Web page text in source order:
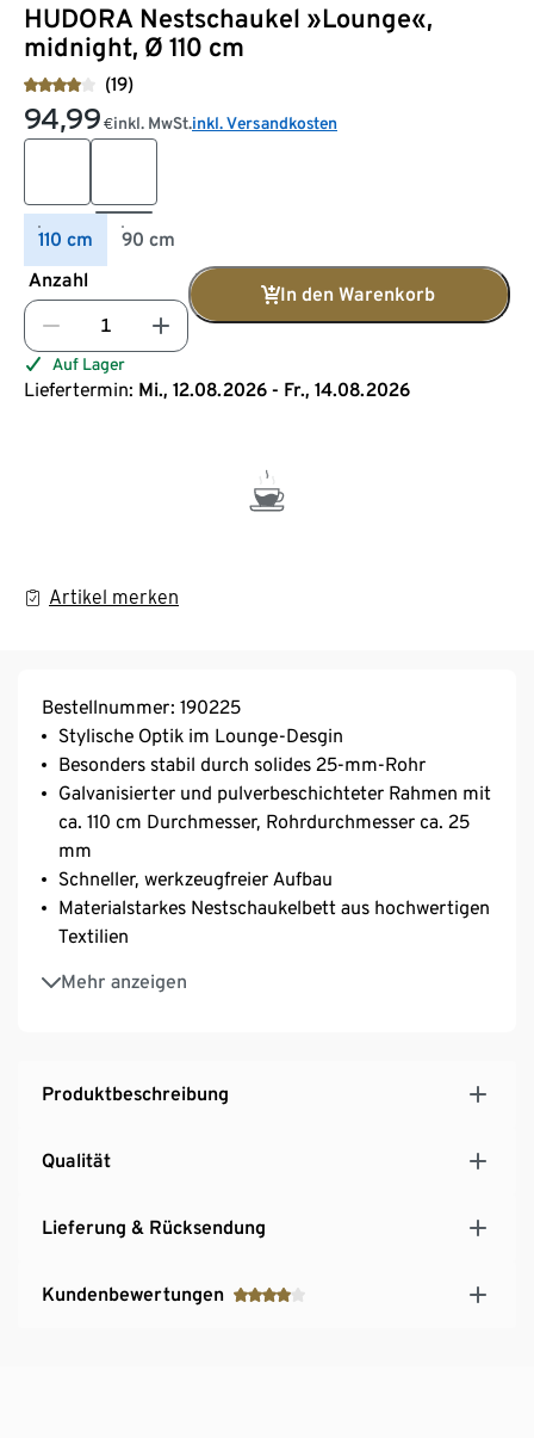
HUDORA Nestschaukel »Lounge«,
midnight, Ø 110 cm
(19)
94,99 €inkl. MwSt.inkl. Versandkosten
110 cm
90 cm
Anzahl
In den Warenkorb
Auf Lager
Liefertermin: Mi., 12.08.2026 - Fr., 14.08.2026
Artikel merken
Bestellnummer: 190225
Stylische Optik im Lounge-Desgin
Besonders stabil durch solides 25-mm-Rohr
Galvanisierter und pulverbeschichteter Rahmen mit
ca. 110 cm Durchmesser, Rohrdurchmesser ca. 25
mm
Schneller, werkzeugfreier Aufbau
Materialstarkes Nestschaukelbett aus hochwertigen
Textilien
Mehr anzeigen
Melierte Optik
Höhenjustierbares Seil von ca. 140 bis 190 cm
Produktbeschreibung
Qualität
Lieferung & Rücksendung
Kundenbewertungen